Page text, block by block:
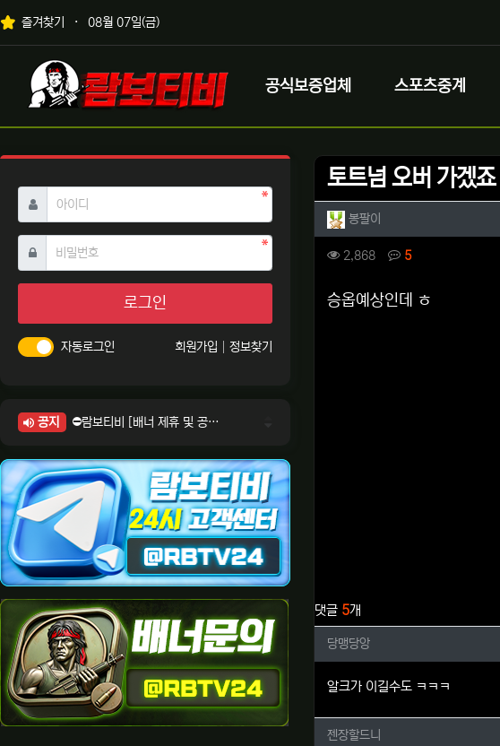
상단 네비
즐겨찾기 08월 07일(금)
메인 메뉴
로고
공식보증업체 스포츠중계
토트넘 오버 가겠죠
작성자 정보
봉팔이
컨텐츠 정보
2,868조회 5댓글
본문
승옵예상인데 ㅎ
댓글 5개
당맹당앙님의 댓글
당맹당앙
알크가 이길수도 ㅋㅋㅋ
젠장할드니님의 댓글
젠장할드니
아이디 필수
비밀번호필수
로그인
자동로그인 회원가입 정보찾기
공지
⛔람보티비 [배너 제휴 및 공식 입점 문의 안내]
⛔람보티비 [정회원 등급UP! 안내사항]
⛔람보티비 [채팅방 이용시 주의사항]
⛔람보티비 [공식보증업체 안내]